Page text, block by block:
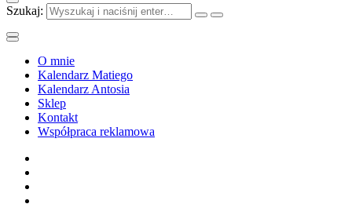
Szukaj:
O mnie
Kalendarz Matiego
Kalendarz Antosia
Sklep
Kontakt
Współpraca reklamowa